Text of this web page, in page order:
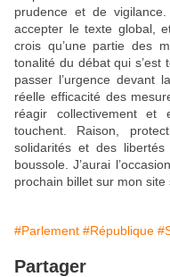
prudence et de
accepter le texte global,
crois qu’une partie des
tonalité du débat qui s’est
passer l’urgence devant
réelle efficacité des
réagir collectivement et
touchent. Raison,
solidarités et des
boussole. J’aurai
prochain billet sur mon site
#Parlement #République
Partager